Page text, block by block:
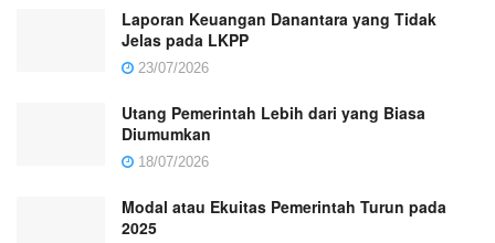
Laporan Keuangan Danantara yang Tidak
Jelas pada LKPP
23/07/2026
Utang Pemerintah Lebih dari yang Biasa
Diumumkan
18/07/2026
Modal atau Ekuitas Pemerintah Turun pada
2025